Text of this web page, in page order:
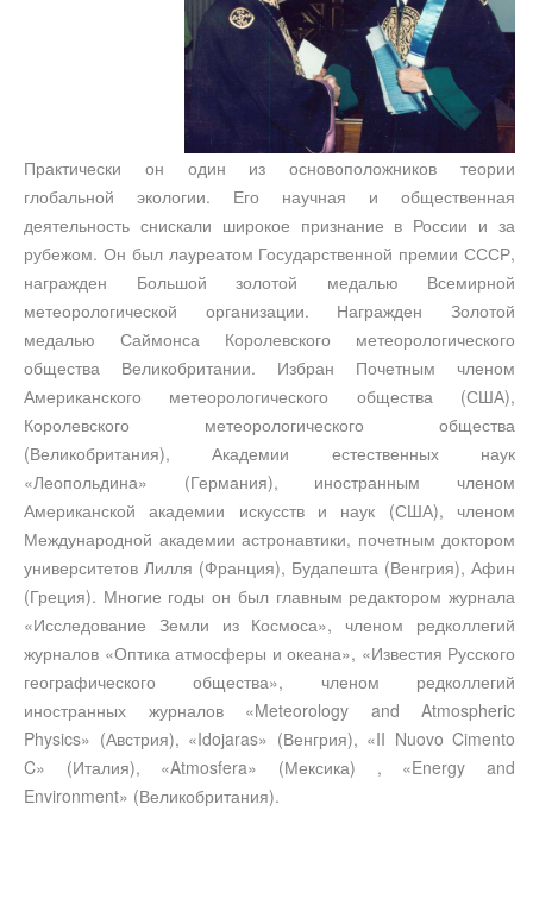
Практически он один из основоположников теории
глобальной экологии. Его научная и общественная
деятельность снискали широкое признание в России и за
рубежом. Он был лауреатом Государственной премии СССР,
награжден Большой золотой медалью Всемирной
метеорологической организации. Награжден Золотой
медалью Саймонса Королевского метеорологического
общества Великобритании. Избран Почетным членом
Американского метеорологического общества (США),
Королевского метеорологического общества
(Великобритания), Академии естественных наук
«Леопольдина» (Германия), иностранным членом
Американской академии искусств и наук (США), членом
Международной академии астронавтики, почетным доктором
университетов Лилля (Франция), Будапешта (Венгрия), Афин
(Греция). Многие годы он был главным редактором журнала
«Исследование Земли из Космоса», членом редколлегий
журналов «Оптика атмосферы и океана», «Известия Русского
географического общества», членом редколлегий
иностранных журналов «Meteorology and Atmospheric
Physics» (Австрия), «Idojaras» (Венгрия), «II Nuovo Cimento
C» (Италия), «Atmosfera» (Мексика) , «Energy and
Environment» (Великобритания).